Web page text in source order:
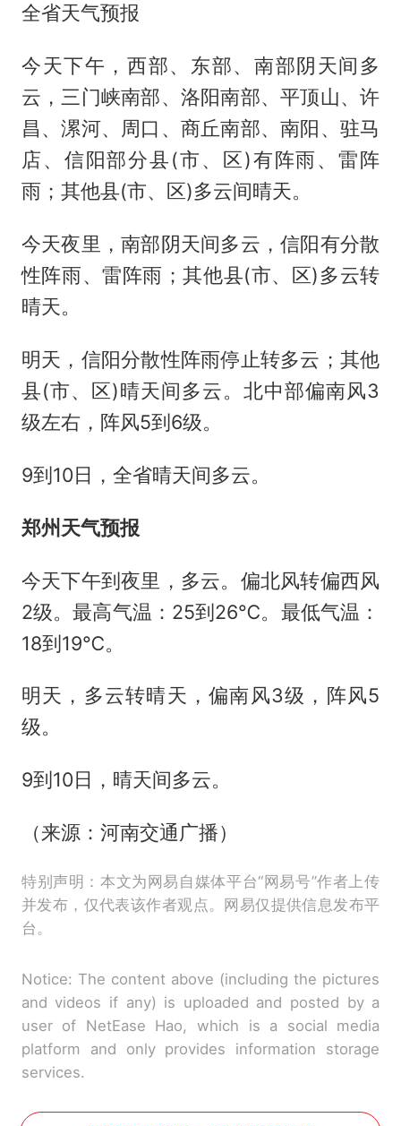
全省天气预报
今天下午，西部、东部、南部阴天间多
云，三门峡南部、洛阳南部、平顶山、许
昌、漯河、周口、商丘南部、南阳、驻马
店、信阳部分县(市、区)有阵雨、雷阵
雨；其他县(市、区)多云间晴天。
今天夜里，南部阴天间多云，信阳有分散
性阵雨、雷阵雨；其他县(市、区)多云转
晴天。
明天，信阳分散性阵雨停止转多云；其他
县(市、区)晴天间多云。北中部偏南风3
级左右，阵风5到6级。
9到10日，全省晴天间多云。
郑州天气预报
今天下午到夜里，多云。偏北风转偏西风
2级。最高气温：25到26℃。最低气温：
18到19℃。
明天，多云转晴天，偏南风3级，阵风5
级。
9到10日，晴天间多云。
（来源：河南交通广播）
特别声明：本文为网易自媒体平台“网易号”作者上传
并发布，仅代表该作者观点。网易仅提供信息发布平
台。
Notice: The content above (including the pictures
and videos if any) is uploaded and posted by a
user of NetEase Hao, which is a social media
platform and only provides information storage
services.